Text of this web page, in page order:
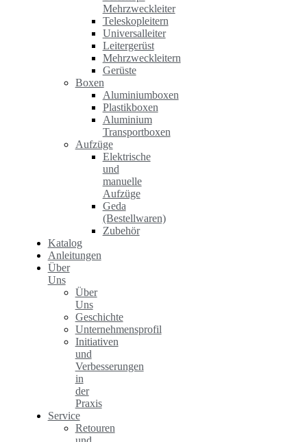
Mehrzweckleiter
Teleskopleitern
Universalleiter
Leitergerüst
Mehrzweckleitern
Gerüste
Boxen
Aluminiumboxen
Plastikboxen
Aluminium
Transportboxen
Aufzüge
Elektrische
und
manuelle
Aufzüge
Geda
(Bestellwaren)
Zubehör
Katalog
Anleitungen
Über
Uns
Über
Uns
Geschichte
Unternehmensprofil
Initiativen
und
Verbesserungen
in
der
Praxis
Service
Retouren